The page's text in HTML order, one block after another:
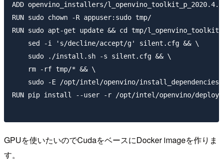
ADD openvino_installers/
RUN sudo chown -R appuser:sudo tmp/
RUN sudo apt-get update && cd tmp/
    sed -i 's/decline/accept/g' silent.cfg && \
    sudo ./install.sh -s silent.cfg && \
    rm -rf tmp/* && \
sudo -E /opt/intel/openvino/
RUN pip install --user -r /opt/intel/openvino/
GPUを使いたいのでCudaをベースにDocker imageを作りま
す。